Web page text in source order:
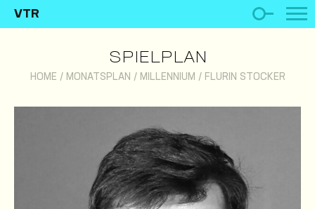
VTR
SPIELPLAN
HOME / MONATSPLAN / MILLENNIUM / FLURIN STOCKER